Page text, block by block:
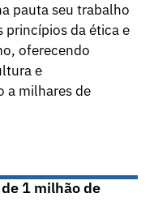
pauta seu trabalho
princípios da ética e
oferecendo
e
a milhares de
1 milhão de